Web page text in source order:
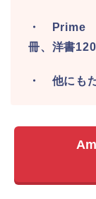
・ Prime
冊、洋書
・ 他にも